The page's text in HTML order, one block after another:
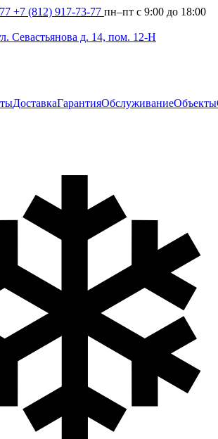
+7 (812) 917-73-77 пн–пт с 9:00 до 18:00
Севастьянова д. 14, пом. 12-Н
ДоставкаГарантияОбслуживаниеОбъекты